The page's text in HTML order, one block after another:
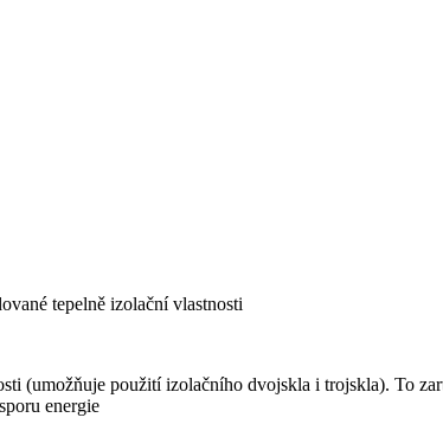
tepelně izolační vlastnosti
(umožňuje použití izolačního dvojskla i trojskla). To
energie